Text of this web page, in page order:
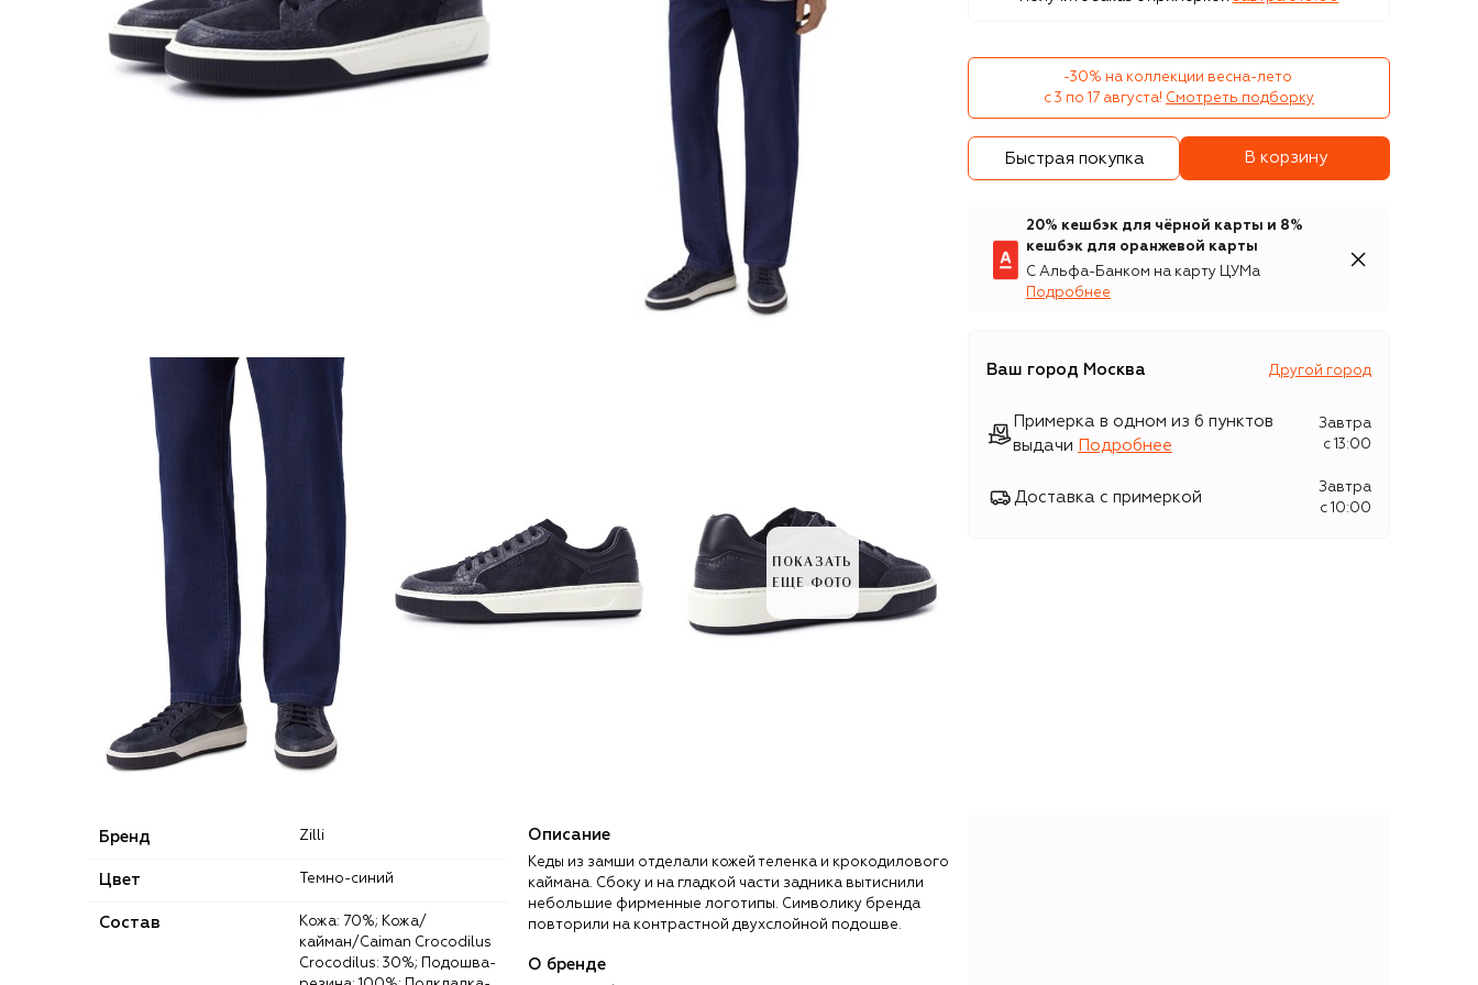
ПОКАЗАТЬ
ЕЩЕ ФОТО
-30% на коллекции весна-лето
с 3 по 17 августа! Смотреть подборку
Быстрая покупка В корзину
20% кешбэк для чёрной карты и 8%
кешбэк для оранжевой карты
С Альфа-Банком на карту ЦУМа
Подробнее
Ваш город Москва Другой город
Примерка в одном из 6 пунктов
выдачи
Подробнее
Завтра
c 13:00
Доставка с примеркой
Завтра
c 10:00
Бренд Zilli
Цвет Темно-синий
Состав
Кожа: 70%; Кожа/
кайман/Caiman Crocodilus
Crocodilus: 30%; Подошва-
Описание
Кеды из замши отделали кожей теленка и крокодилового
каймана. Сбоку и на гладкой части задника вытиснили
небольшие фирменные логотипы. Символику бренда
повторили на контрастной двухслойной подошве.
О бренде